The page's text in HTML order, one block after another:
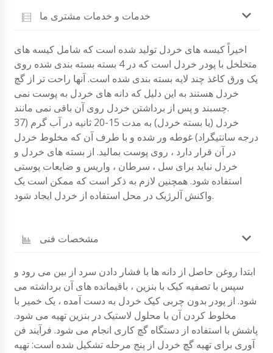
خدمات و خدمات مشتری ما
اخیراً کیسه های خردل تولید شده است که شامل کیسه های
متخلخل با پودر خردل است که در 4 بسته بسته بندی شده روی
یک ورق کاغذ چند لایه بسته بندی شده است. آنها راحت تر از گچ
خردل هستند به این دلیل که دانه های خردل به پوست نمی
چسبند و پس از برداشتن خردل روی آن باقی نمی مانند.
خردل (یا بسته خردل) به مدت 15-20 ثانیه در آب گرم (37
درجه سانتیگراد) غوطه ور شده و با طرف آن که مخلوط خردل
در آن قرار دارد ، روی پوست بمالید. از بسته های خردل و
خردل نباید برای سل ، سرطان ، واریس و ضایعات پوستی
استفاده شود. همچنین لازم به ذکر است که ممکن است یک
واکنش آلرژیک در محل استفاده از خردل ایجاد شود.
مشخصات فنی
ابتدا روغن حاصل از دانه ها با فشار دادن سرد از بین می رود و
سپس با تصفیه کیک با بنزین ، باقیمانده های آن برداشته می
شود. از پودر بدون چربی کیک خردل به دست آمده ، یک خمیر با
مخلوط کردن آن با محلول لاستیک در بنزین تهیه می شود.
پاشش با استفاده از دستگاه گچ کاری انجام می شود. فرآیند فن
آوری برای تهیه گچ خردل از پنج مرحله تشکیل شده است: تهیه